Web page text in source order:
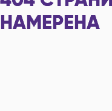
НАМЕРЕНА